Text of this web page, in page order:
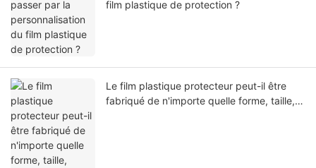
film plastique de protection ?
Le film plastique protecteur peut-il être
fabriqué de n'importe quelle forme, taille,